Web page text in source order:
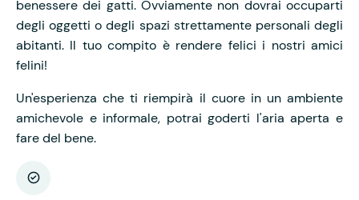
benessere dei gatti. Ovviamente non dovrai occuparti
degli oggetti o degli spazi strettamente personali degli
abitanti. Il tuo compito è rendere felici i nostri amici
felini!
Un'esperienza che ti riempirà il cuore in un ambiente
amichevole e informale, potrai goderti l'aria aperta e
fare del bene.